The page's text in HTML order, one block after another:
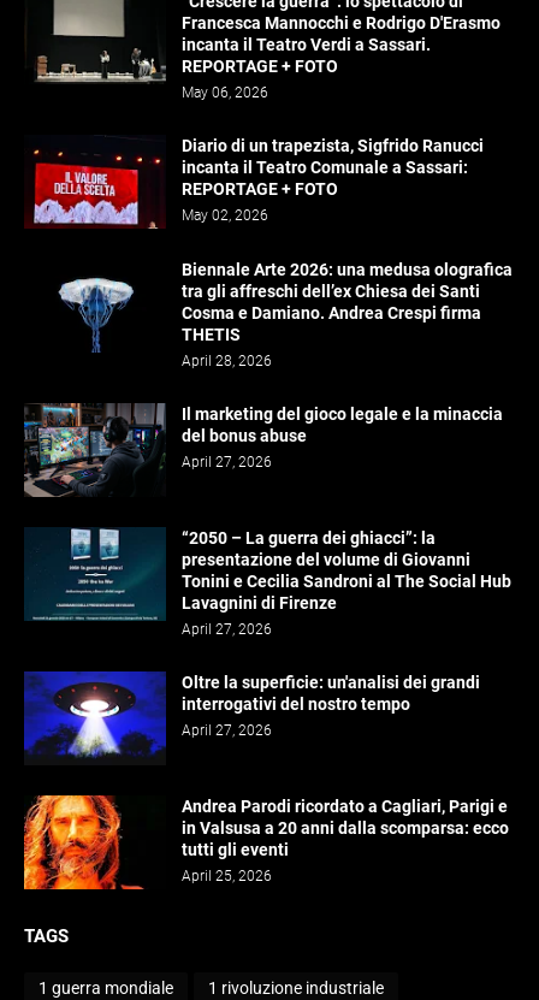
Francesca Mannocchi e Rodrigo D'Erasmo
incanta il Teatro Verdi a Sassari.
REPORTAGE + FOTO
May 06, 2026
Diario di un trapezista, Sigfrido Ranucci
incanta il Teatro Comunale a Sassari:
REPORTAGE + FOTO
May 02, 2026
Biennale Arte 2026: una medusa olografica
tra gli affreschi dell’ex Chiesa dei Santi
Cosma e Damiano. Andrea Crespi firma
THETIS
April 28, 2026
Il marketing del gioco legale e la minaccia
del bonus abuse
April 27, 2026
“2050 – La guerra dei ghiacci”: la
presentazione del volume di Giovanni
Tonini e Cecilia Sandroni al The Social Hub
Lavagnini di Firenze
April 27, 2026
Oltre la superficie: un'analisi dei grandi
interrogativi del nostro tempo
April 27, 2026
Andrea Parodi ricordato a Cagliari, Parigi e
in Valsusa a 20 anni dalla scomparsa: ecco
tutti gli eventi
April 25, 2026
TAGS
1 guerra mondiale 1 rivoluzione industriale